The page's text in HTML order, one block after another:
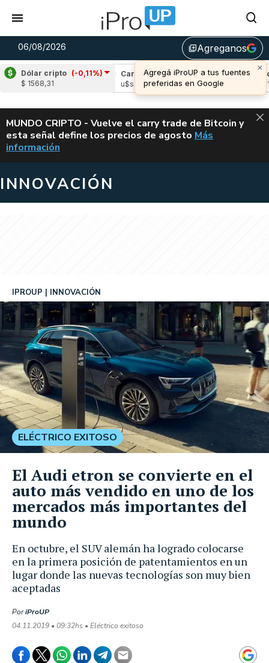
06/08/2026 library_addAgreganos
×
Agregá iProUP a tus fuentes
preferidas en Google
Dólar cripto (-0,11%)
$ 1568,31
(-1,81%)
Cardano
(-3,59%)
u$s 0,19
Avalanche
ALERTA
MUNDO CRIPTO - Vuelve el carry trade de Bitcoin y
esta señal define los precios de agosto VUELVE EL
Más
información
INNOVACIÓN
En octubre, el SUV alemán ha logrado colocarse
en la primera posición de patentamientos en un
lugar donde las nuevas tecnologías son muy bien
aceptadas
IPROUP INNOVACIÓN
PoriProUP
04.11.2019 • 09:32hs • Eléctrico exitoso
ELÉCTRICO EXITOSO
El Audi etron se convierte en el
auto más vendido en uno de los
mercados más importantes del
mundo